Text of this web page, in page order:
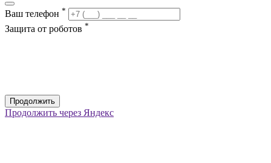
Ваш телефон *
Защита от роботов *
Продолжить
Продолжить через Яндекс